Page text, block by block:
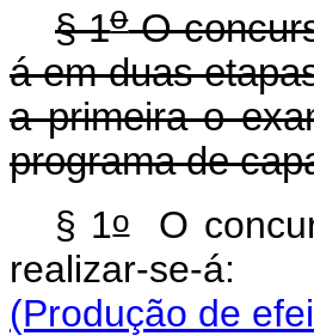
§ 1oO
á em duas
a primeira o
programa de
§ 1oO
realizar-se-á:
(Produção de